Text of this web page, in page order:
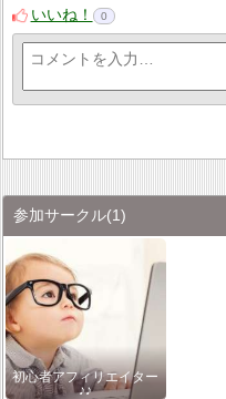
いいね！
0
参加サークル(1)
初心者アフィリエイター
♪♪